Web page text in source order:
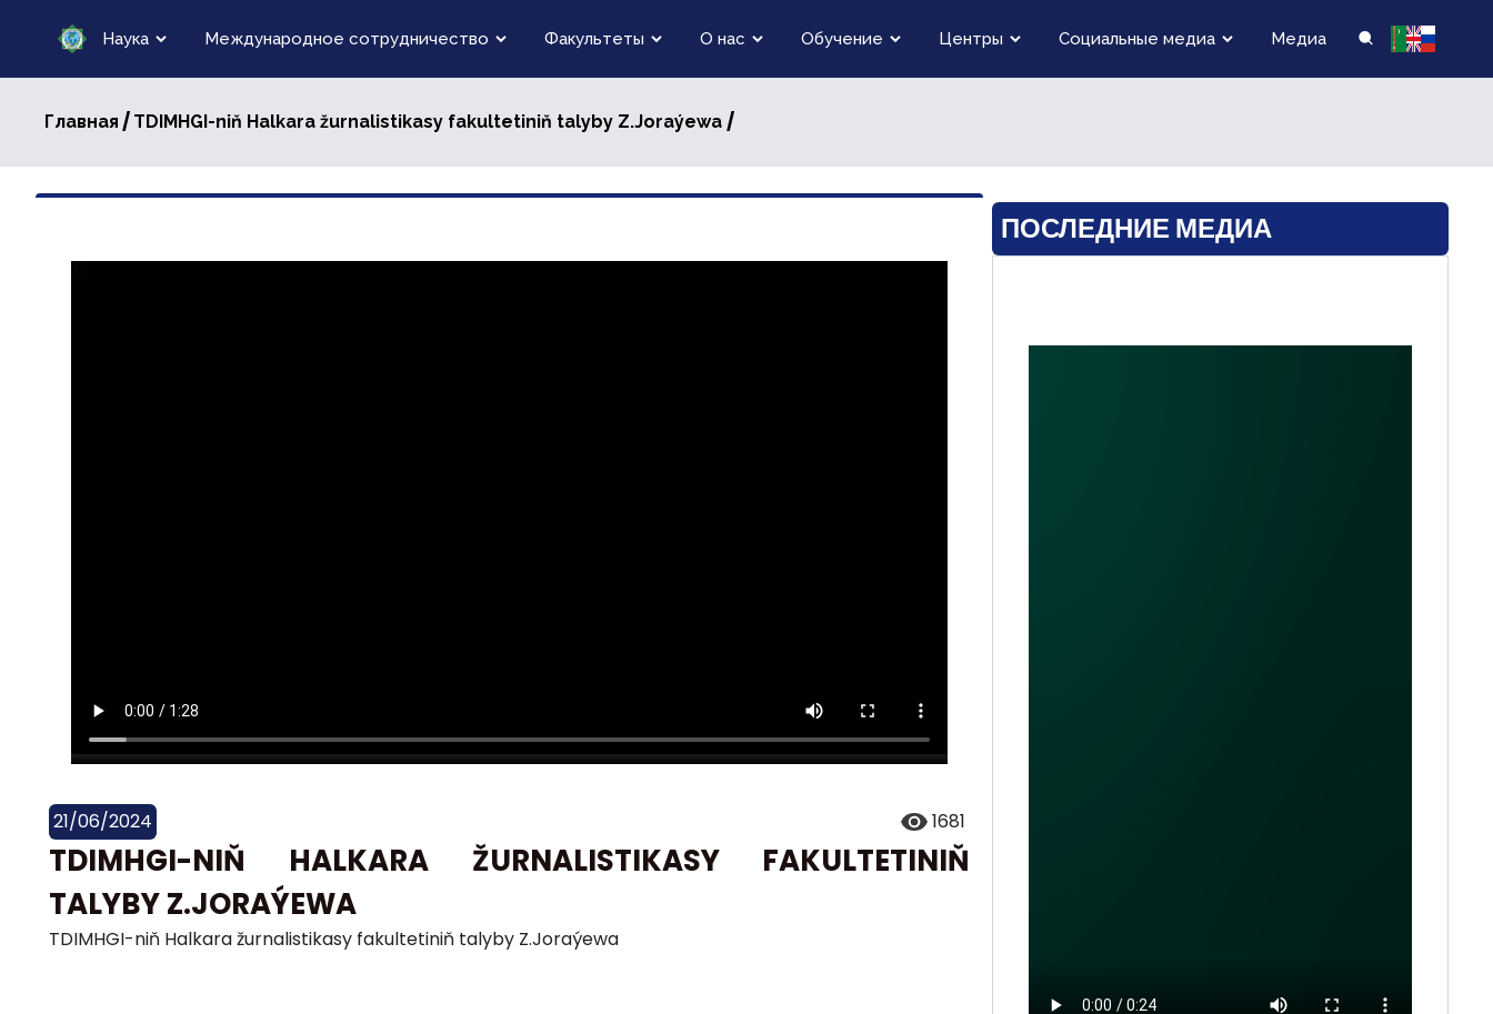
Наука Международное сотрудничество Факультеты О нас Обучение Центры Социальные медиа Медиа
Главная / TDIMHGI-niň Halkara žurnalistikasy fakultetiniň talyby Z.Joraýewa /
21/06/2024 1681
TDIMHGI-NIŇ HALKARA ŽURNALISTIKASY FAKULTETINIŇ
TALYBY Z.JORAÝEWA
TDIMHGI-niň Halkara žurnalistikasy fakultetiniň talyby Z.Joraýewa
ПОСЛЕДНИЕ МЕДИА